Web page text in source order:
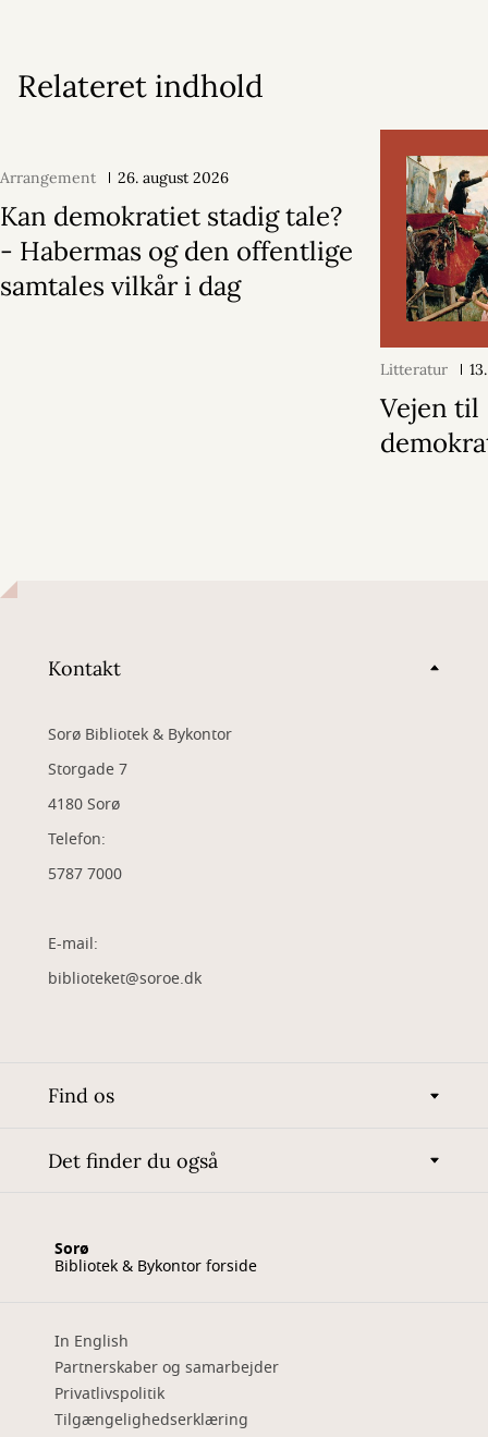
Relateret indhold
Arrangement 26. august 2026
Kan demokratiet stadig tale?
- Habermas og den offentlige
samtales vilkår i dag
Litteratur
Vejen til
Kontakt
Sorø Bibliotek & Bykontor
Storgade 7
4180 Sorø
Telefon:
5787 7000
E-mail:
biblioteket@soroe.dk
Find os
Det finder du også
Sorø
Bibliotek & Bykontor forside
In English
Partnerskaber og samarbejder
Privatlivspolitik
Tilgængelighedserklæring